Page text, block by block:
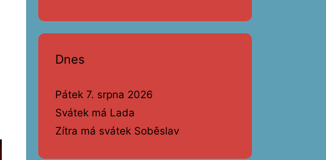
Dnes
Pátek 7. srpna 2026
Svátek má Lada
Zítra má svátek Soběslav